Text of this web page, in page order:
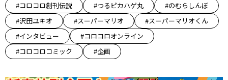
#コロコロ創刊伝説 #つるピカハゲ丸
#のむらしんぼ
#沢田ユキオ
#スーパーマリオ
#スーパーマリオくん
#インタビュー
#コロコロオンライン
#コロコロコミック
#企画